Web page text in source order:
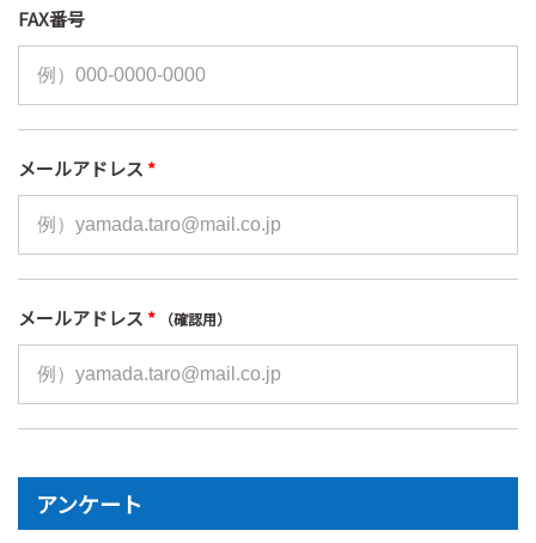
FAX番号
メールアドレス *
メールアドレス * （確認用）
アンケート